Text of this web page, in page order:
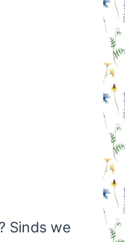
Sinds we